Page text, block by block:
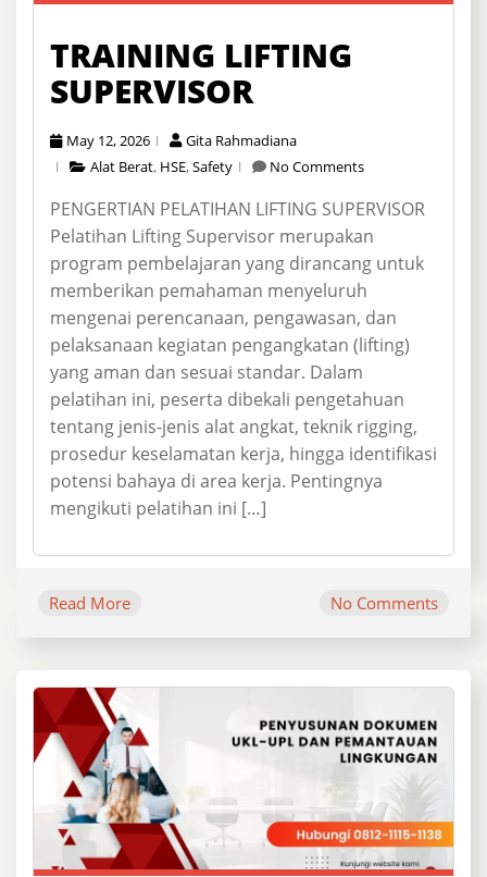
TRAINING LIFTING
SUPERVISOR
May 12, 2026
Gita Rahmadiana
Alat Berat, HSE,Safety No Comments
PENGERTIAN PELATIHAN LIFTING SUPERVISOR
Pelatihan Lifting Supervisor merupakan
program pembelajaran yang dirancang untuk
memberikan pemahaman menyeluruh
mengenai perencanaan, pengawasan, dan
pelaksanaan kegiatan pengangkatan (lifting)
yang aman dan sesuai standar. Dalam
pelatihan ini, peserta dibekali pengetahuan
tentang jenis-jenis alat angkat, teknik rigging,
prosedur keselamatan kerja, hingga identifikasi
potensi bahaya di area kerja. Pentingnya
mengikuti pelatihan ini […]
Read More No Comments